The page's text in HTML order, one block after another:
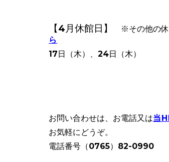
【4月休館日】 ※その他の休
ら
17日（木）、24日（木）
お問い合わせは、お電話又は当
お気軽にどうぞ。
電話番号（0765）82-0990